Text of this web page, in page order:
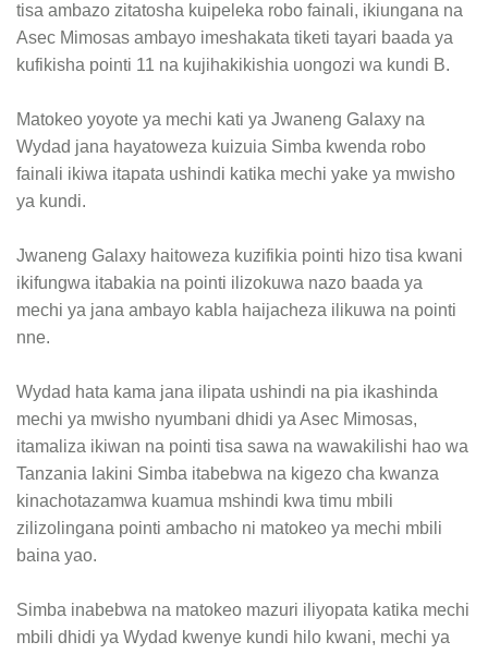
tisa ambazo zitatosha kuipeleka robo fainali, ikiungana na
Asec Mimosas ambayo imeshakata tiketi tayari baada ya
kufikisha pointi 11 na kujihakikishia uongozi wa kundi B.
Matokeo yoyote ya mechi kati ya Jwaneng Galaxy na
Wydad jana hayatoweza kuizuia Simba kwenda robo
fainali ikiwa itapata ushindi katika mechi yake ya mwisho
ya kundi.
Jwaneng Galaxy haitoweza kuzifikia pointi hizo tisa kwani
ikifungwa itabakia na pointi ilizokuwa nazo baada ya
mechi ya jana ambayo kabla haijacheza ilikuwa na pointi
nne.
Wydad hata kama jana ilipata ushindi na pia ikashinda
mechi ya mwisho nyumbani dhidi ya Asec Mimosas,
itamaliza ikiwan na pointi tisa sawa na wawakilishi hao wa
Tanzania lakini Simba itabebwa na kigezo cha kwanza
kinachotazamwa kuamua mshindi kwa timu mbili
zilizolingana pointi ambacho ni matokeo ya mechi mbili
baina yao.
Simba inabebwa na matokeo mazuri iliyopata katika mechi
mbili dhidi ya Wydad kwenye kundi hilo kwani, mechi ya